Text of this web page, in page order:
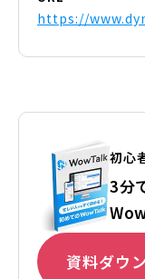
https://
初心
3分
資料ダウ